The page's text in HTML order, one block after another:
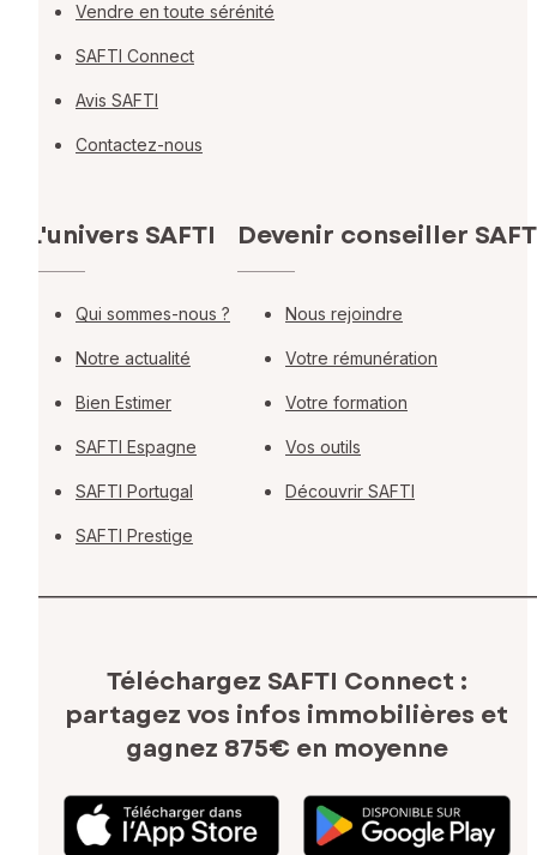
Vendre en toute sérénité
SAFTI Connect
Avis SAFTI
Contactez-nous
L'univers SAFTI
Qui sommes-nous ?
Notre actualité
Bien Estimer
SAFTI Espagne
SAFTI Portugal
SAFTI Prestige
Devenir conseiller
Nous rejoindre
Votre rémunération
Votre formation
Vos outils
Découvrir SAFTI
Téléchargez SAFTI Connect :
partagez vos infos immobilières et
gagnez 875€ en moyenne